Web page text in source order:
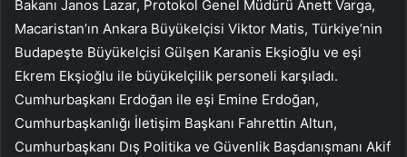
Bakanı Janos Lazar, Protokol Genel Müdürü Anett Varga,
Macaristan’ın Ankara Büyükelçisi Viktor Matis, Türkiye’nin
Budapeşte Büyükelçisi Gülşen Karanis Ekşioğlu ve eşi
Ekrem Ekşioğlu ile büyükelçilik personeli karşıladı.
Cumhurbaşkanı Erdoğan ile eşi Emine Erdoğan,
Cumhurbaşkanlığı İletişim Başkanı Fahrettin Altun,
Cumhurbaşkanı Dış Politika ve Güvenlik Başdanışmanı Akif